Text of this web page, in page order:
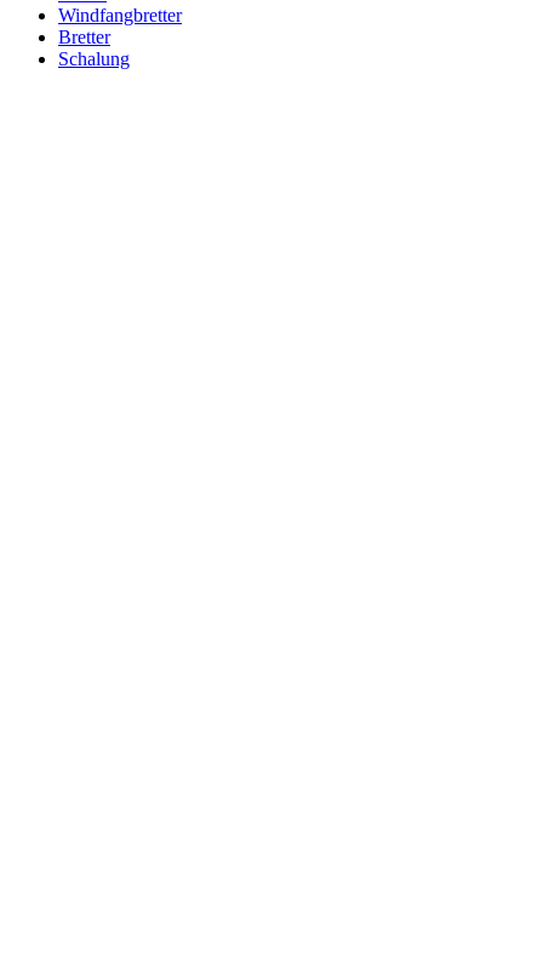
Windfangbretter
Bretter
Schalung